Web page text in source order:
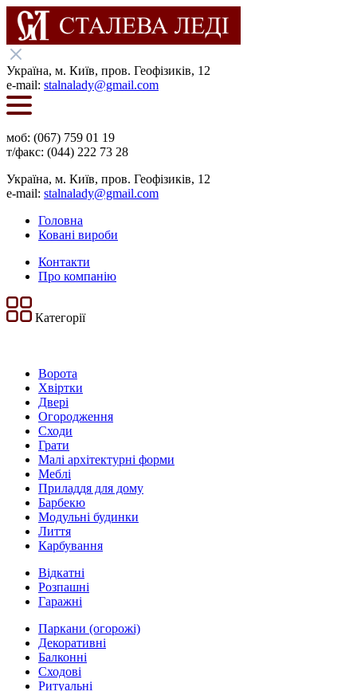
Українa, м. Київ, пров. Геофізиків, 12
e-mail: stalnalady@gmail.com
моб: (067) 759 01 19
т/факс: (044) 222 73 28
Українa, м. Київ, пров. Геофізиків, 12
e-mail: stalnalady@gmail.com
Головна
Ковані вироби
Контакти
Про компанію
Категорії
Ворота
Хвіртки
Двері
Огородження
Сходи
Грати
Малі архітектурні форми
Меблі
Приладдя для дому
Барбекю
Модульні будинки
Лиття
Карбування
Відкатні
Розпашні
Гаражні
Паркани (огорожі)
Декоративні
Балконні
Сходові
Ритуальні